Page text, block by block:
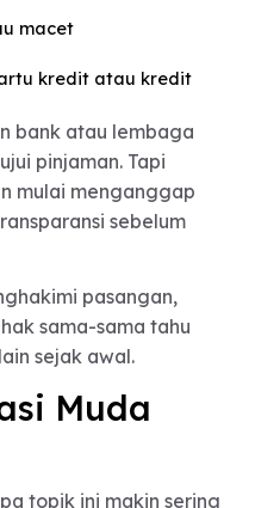
dikenal sebagai
Keuangan) adalah
kredit seseorang
bisa melihat:
macet
kartu kredit atau kredit
bank atau lembaga
pinjaman. Tapi
mulai menganggap
transparansi sebelum